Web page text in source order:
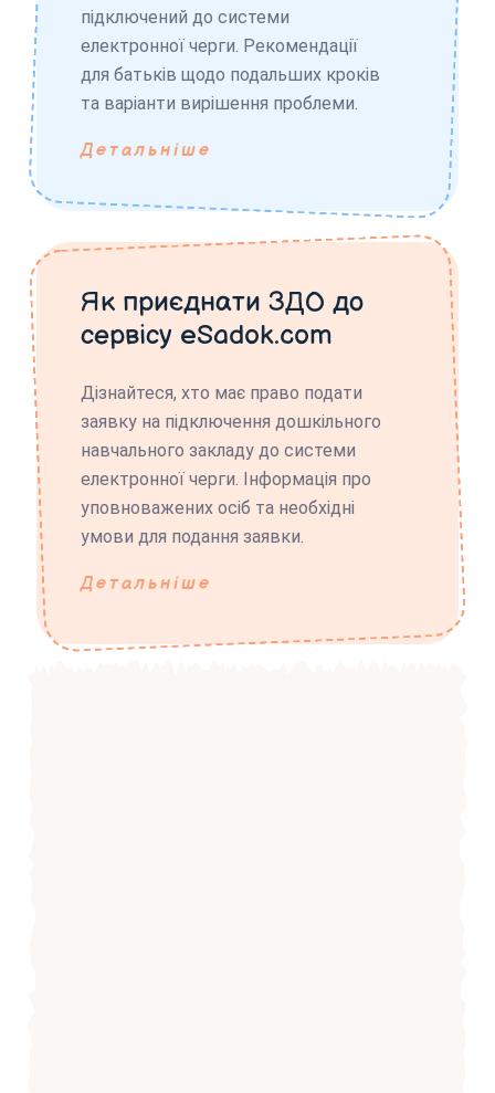
підключений до системи
електронної черги. Рекомендації
для батьків щодо подальших кроків
та варіанти вирішення проблеми.
Детальніше
Як приєднати ЗДО до
сервісу eSadok.com
Дізнайтеся, хто має право подати
заявку на підключення дошкільного
навчального закладу до системи
електронної черги. Інформація про
уповноважених осіб та необхідні
умови для подання заявки.
Детальніше